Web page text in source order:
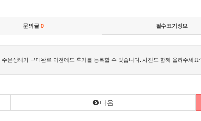
문의글 0 필수표기정보
주문상태가 구매완료 이전에도 후기를 등록할 수 있습니다. 사진도 함께 올려주세요
다음